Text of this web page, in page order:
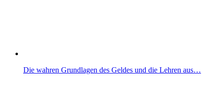
Die wahren Grundlagen des Geldes und die Lehren aus…